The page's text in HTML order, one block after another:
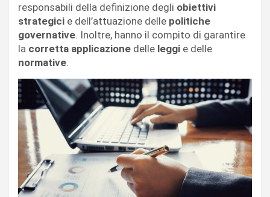
responsabili della definizione degli obiettivi
strategici e dell’attuazione delle politiche
governative. Inoltre, hanno il compito di garantire
la corretta applicazione delle leggi e delle
normative.